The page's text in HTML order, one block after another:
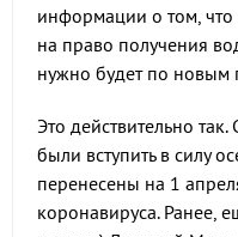
информации о том, что
на право получения
нужно будет по новым
Это действительно
были вступить в силу
перенесены на 1
коронавируса. Ранее,